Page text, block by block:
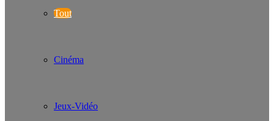
Tout
Cinéma
Jeux-Vidéo